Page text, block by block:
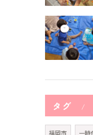
タグ
福岡市 一時